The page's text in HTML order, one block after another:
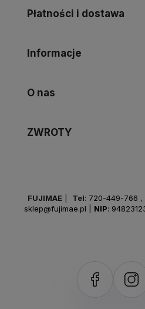
Płatności i dostawa
Informacje
O nas
ZWROTY
FUJIMAE Tel: 720-449-766 ,
sklep@fujimae.pl
NIP: